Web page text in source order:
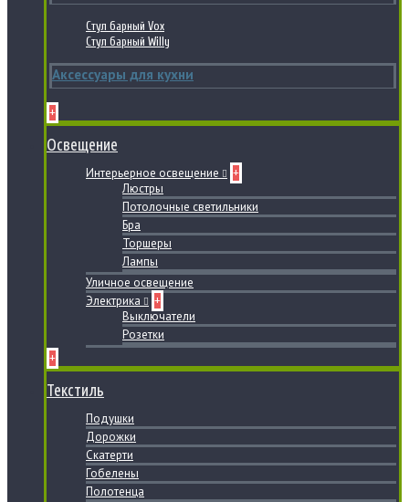
Стул барный Vox
Стул барный Willy
Аксессуары для кухни
+
Освещение
Интерьерное освещение
+
Люстры
Потолочные светильники
Бра
Торшеры
Лампы
Уличное освещение
Электрика
+
Выключатели
Розетки
+
Текстиль
Подушки
Дорожки
Скатерти
Гобелены
Полотенца